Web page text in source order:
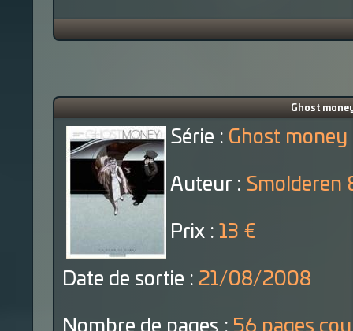
Ghost
Série : Ghost money
Auteur : Smolderen
Prix : 13 €
Date de sortie : 21/08/2008
Nombre de pages : 56 pages